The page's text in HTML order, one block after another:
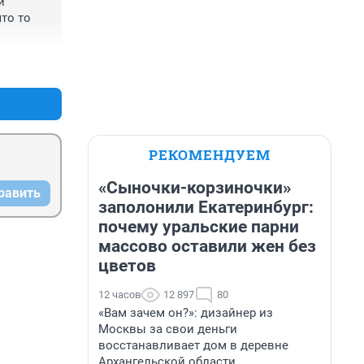
то
РЕКОМЕНДУЕМ
«Сыночки-корзиночки»
заполонили Екатеринбург:
почему уральские парни
массово оставили жен без
цветов
12 часов 12 897 80
«Вам зачем он?»: дизайнер из
Москвы за свои деньги
восстанавливает дом в деревне